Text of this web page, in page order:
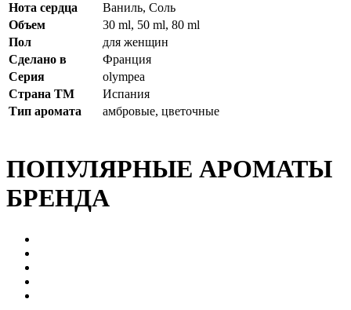
Нота сердца
Ваниль, Соль
Объем
30 ml, 50 ml, 80 ml
Пол
для женщин
Сделано в
Франция
Серия
olympea
Страна ТМ
Испания
Тип аромата
амбровые, цветочные
ПОПУЛЯРНЫЕ АРОМАТЫ
БРЕНДА